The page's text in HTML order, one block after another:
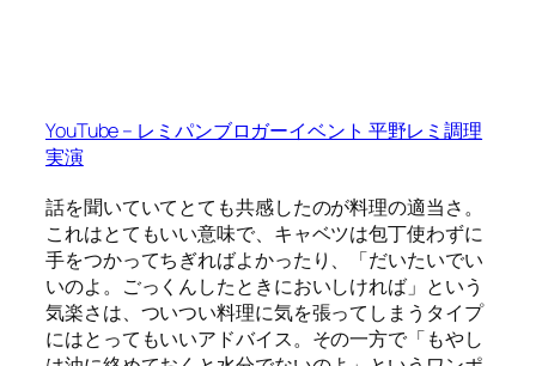
YouTube – レミパンブロガーイベント 平野レミ調理
実演
話を聞いていてとても共感したのが料理の適当さ。
これはとてもいい意味で、キャベツは包丁使わずに
手をつかってちぎればよかったり、「だいたいでい
いのよ。ごっくんしたときにおいしければ」という
気楽さは、ついつい料理に気を張ってしまうタイプ
にはとってもいいアドバイス。その一方で「もやし